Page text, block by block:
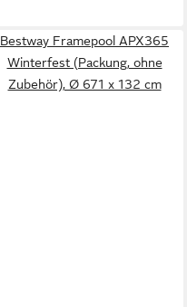
Bestway Framepool APX365
Winterfest (Packung, ohne
Zubehör), Ø 671 x 132 cm